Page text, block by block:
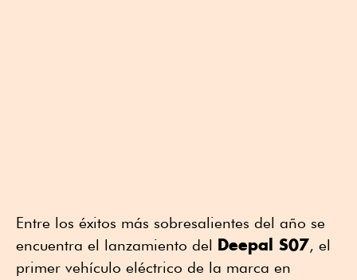
Entre los éxitos más sobresalientes del año se
encuentra el lanzamiento del Deepal S07, el
primer vehículo eléctrico de la marca en